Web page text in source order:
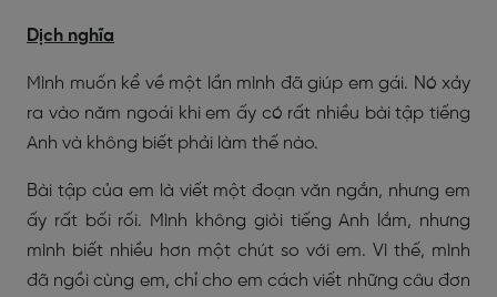
Dịch nghĩa
Mình muốn kể về một lần mình đã giúp em gái. Nó xảy
ra vào năm ngoái khi em ấy có rất nhiều bài tập tiếng
Anh và không biết phải làm thế nào.
Bài tập của em là viết một đoạn văn ngắn, nhưng em
ấy rất bối rối. Mình không giỏi tiếng Anh lắm, nhưng
mình biết nhiều hơn một chút so với em. Vì thế, mình
đã ngồi cùng em, chỉ cho em cách viết những câu đơn